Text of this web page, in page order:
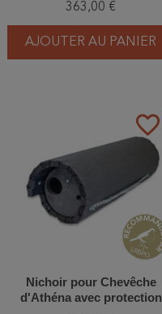
T'Chip - Bois
363,00 €
AJOUTER AU PANIER
favorite_border
Nichoir pour Chevêche
d'Athéna avec protection